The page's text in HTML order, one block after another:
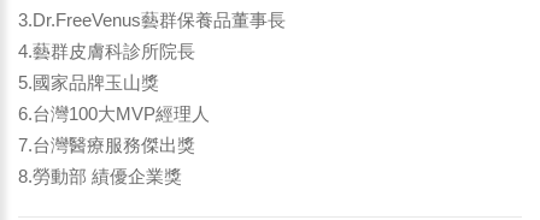
3.Dr.FreeVenus藝群保養品董事長
4.藝群皮膚科診所院長
5.國家品牌玉山獎
6.台灣100大MVP經理人
7.台灣醫療服務傑出獎
8.勞動部 績優企業獎